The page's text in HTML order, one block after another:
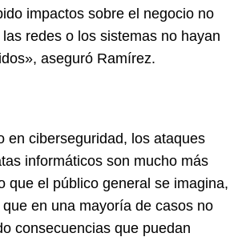
impactos sobre el negocio no
redes o los sistemas no hayan
aseguró Ramírez.
en ciberseguridad, los ataques
informáticos son mucho más
que el público general se imagina,
en una mayoría de casos no
consecuencias que puedan